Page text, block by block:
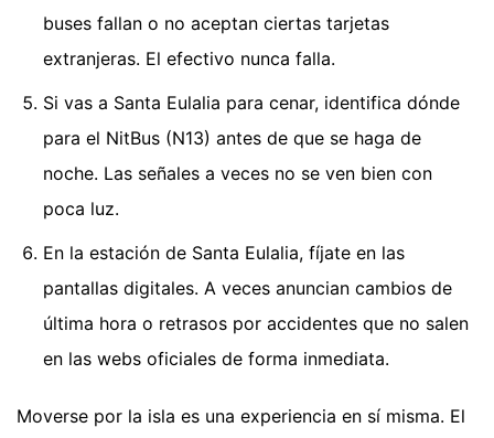
buses fallan o no aceptan ciertas tarjetas
extranjeras. El efectivo nunca falla.
Si vas a Santa Eulalia para cenar, identifica dónde
para el NitBus (N13) antes de que se haga de
noche. Las señales a veces no se ven bien con
poca luz.
En la estación de Santa Eulalia, fíjate en las
pantallas digitales. A veces anuncian cambios de
última hora o retrasos por accidentes que no salen
en las webs oficiales de forma inmediata.
Moverse por la isla es una experiencia en sí misma. El